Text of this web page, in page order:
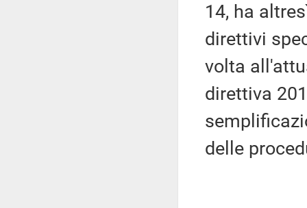
14, ha
direttivi
volta
direttiva
delle